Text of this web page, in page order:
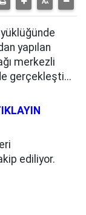
yapılan
merkezli
gerçekleşti...
ediliyor.